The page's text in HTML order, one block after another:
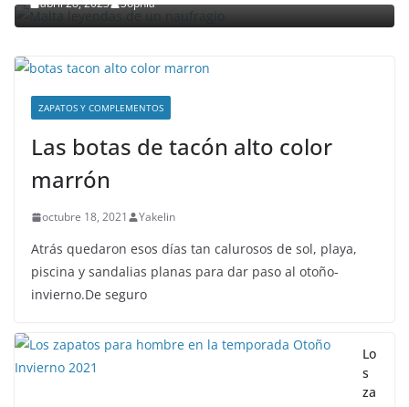
abril 28, 2023 Sophia
ZAPATOS Y COMPLEMENTOS
Las botas de tacón alto color
marrón
octubre 18, 2021 Yakelin
Atrás quedaron esos días tan calurosos de sol, playa,
piscina y sandalias planas para dar paso al otoño-
invierno.De seguro
Lo
s
za